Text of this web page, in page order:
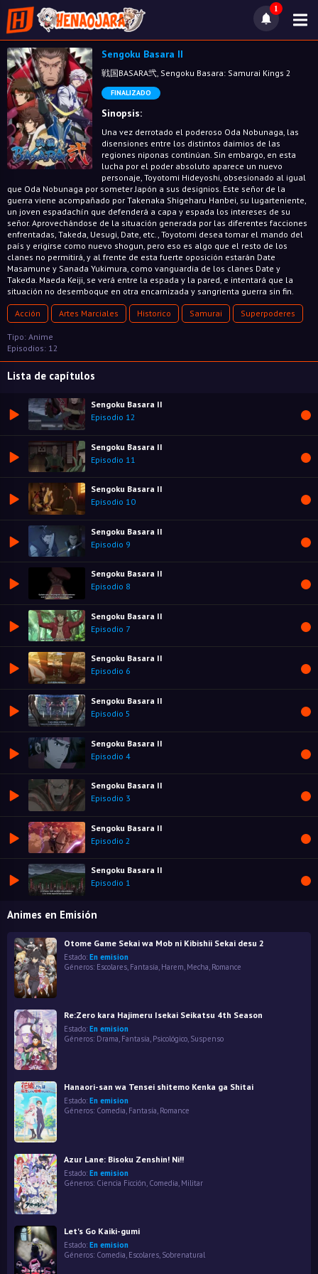
1
Sengoku Basara II
戦国BASARA弐, Sengoku Basara: Samurai Kings 2
FINALIZADO
Sinopsis:
Una vez derrotado el poderoso Oda Nobunaga, las
disensiones entre los distintos daimios de las
regiones niponas continúan. Sin embargo, en esta
lucha por el poder absoluto aparece un nuevo
personaje, Toyotomi Hideyoshi, obsesionado al igual
que Oda Nobunaga por someter Japón a sus designios. Este señor de la
guerra viene acompañado por Takenaka Shigeharu Hanbei, su lugarteniente,
un joven espadachín que defenderá a capa y espada los intereses de su
señor. Aprovechándose de la situación generada por las diferentes facciones
enfrentadas, Takeda, Uesugi, Date, etc., Toyotomi desea tomar el mando del
país y erigirse como nuevo shogun, pero eso es algo que el resto de los
clanes no permitirá, y al frente de esta fuerte oposición estarán Date
Masamune y Sanada Yukimura, como vanguardia de los clanes Date y
Takeda. Maeda Keiji, se verá entre la espada y la pared, e intentará que la
situación no desemboque en otra encarnizada y sangrienta guerra sin fin.
Acción Artes Marciales Historico Samurai Superpoderes
Tipo: Anime
Episodios: 12
Lista de capítulos
Sengoku Basara II
Episodio 12
Sengoku Basara II
Episodio 11
Sengoku Basara II
Episodio 10
Sengoku Basara II
Episodio 9
Sengoku Basara II
Episodio 8
Sengoku Basara II
Episodio 7
Sengoku Basara II
Episodio 6
Sengoku Basara II
Episodio 5
Sengoku Basara II
Episodio 4
Sengoku Basara II
Episodio 3
Sengoku Basara II
Episodio 2
Sengoku Basara II
Episodio 1
Animes en Emisión
Otome Game Sekai wa Mob ni Kibishii Sekai desu 2
Estado: En emision
Géneros: Escolares Fantasía Harem Mecha Romance
Re:Zero kara Hajimeru Isekai Seikatsu 4th Season
Estado: En emision
Géneros: Drama, Fantasía, Psicológico, Suspenso
Hanaori-san wa Tensei shitemo Kenka ga Shitai
Estado: En emision
Géneros: Comedia, Fantasía, Romance
Azur Lane: Bisoku Zenshin! Ni!!
Estado: En emision
Géneros: Ciencia Ficción Comedia Militar
Let's Go Kaiki-gumi
Estado: En emision
Géneros: Comedia, Escolares, Sobrenatural